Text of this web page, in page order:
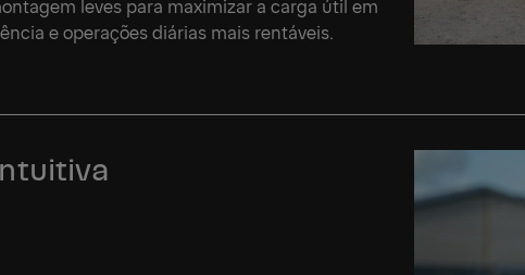
leves para maximizar a carga útil em
e operações diárias mais rentáveis.